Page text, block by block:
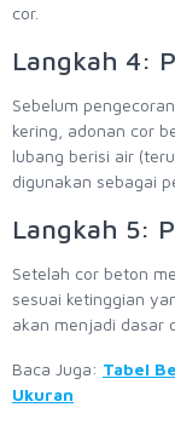
cor.
Langkah 4:
Sebelum
kering, adonan cor
lubang berisi air
digunakan sebagai
Langkah 5:
Setelah cor beton
sesuai ketinggian
akan menjadi dasar
Baca Juga: Tabel
Ukuran